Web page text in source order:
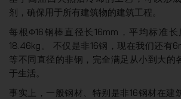
剂，确保用于所有建筑物的建筑工程。
每根Φ16钢棒直径长16mm，平均标准长
18.46kg。 不仅是非16钢，现在我们还有
等不同直径的非钢，完全满足从小到大的
于生活。
事实上，一般钢材、特别是非16钢材在建